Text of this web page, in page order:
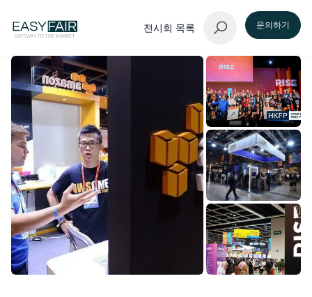
전시회 목록 문의하기